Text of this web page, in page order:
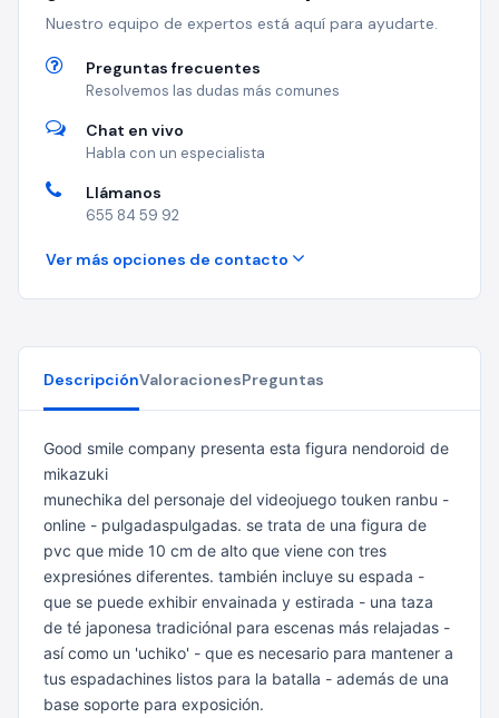
Nuestro equipo de expertos está aquí para ayudarte.
Preguntas frecuentes
Resolvemos las dudas más comunes
Chat en vivo
Habla con un especialista
Llámanos
655 84 59 92
Ver más opciones de contacto
DescripciónValoracionesPreguntas
Good smile company presenta esta figura nendoroid de
mikazuki
munechika del personaje del videojuego touken ranbu -
online - pulgadaspulgadas. se trata de una figura de
pvc que mide 10 cm de alto que viene con tres
expresiónes diferentes. también incluye su espada -
que se puede exhibir envainada y estirada - una taza
de té japonesa tradiciónal para escenas más relajadas -
así como un 'uchiko' - que es necesario para mantener a
tus espadachines listos para la batalla - además de una
base soporte para exposición.